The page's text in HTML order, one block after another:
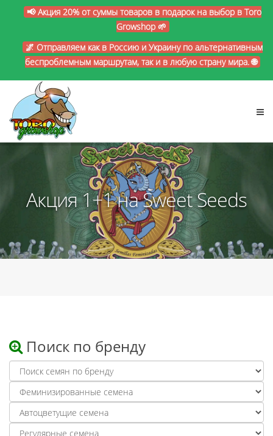
📢 Акция 20% от суммы товаров в подарок на выбор в Toro
Growshop 🌱
🌌 Отправляем как в Россию и Украину по альтернативным
беспроблемным маршрутам, так и в любую страну мира. 🌐
Акция 1+1 на Sweet Seeds
Поиск по бренду